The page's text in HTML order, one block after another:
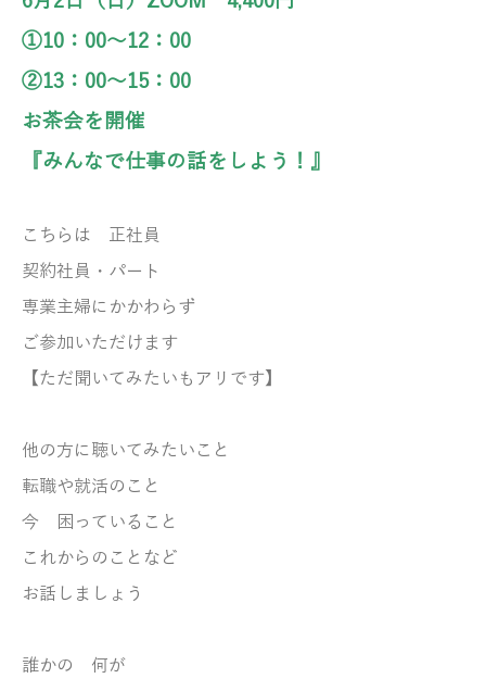
①10：00～12：00
②13：00～15：00
お茶会を開催
『みんなで仕事の話をしよう！』
こちらは 正社員
契約社員・パート
専業主婦にかかわらず
ご参加いただけます
【ただ聞いてみたいもアリです】
他の方に聴いてみたいこと
転職や就活のこと
今 困っていること
これからのことなど
お話しましょう
誰かの 何が